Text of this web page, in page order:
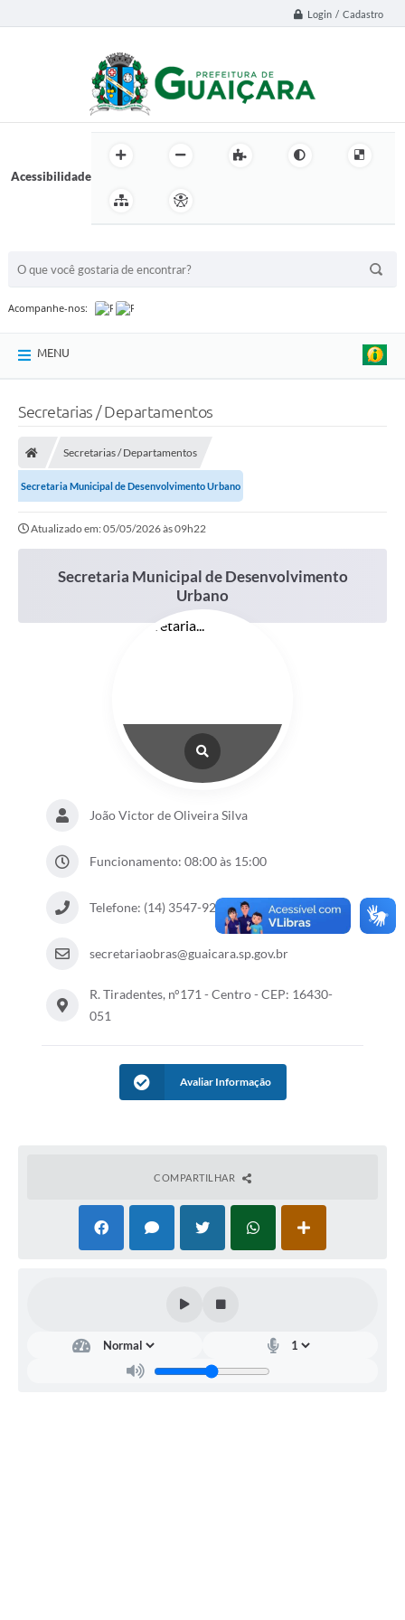
Login / Cadastro
Acessibilidade
Acompanhe-nos:
MENU
Secretarias / Departamentos
Secretarias / Departamentos
Secretaria Municipal de Desenvolvimento Urbano
Atualizado em: 05/05/2026 às 09h22
Secretaria Municipal de Desenvolvimento
Urbano
João Victor de Oliveira Silva
Funcionamento: 08:00 às 15:00
Telefone: (14) 3547-9217
secretariaobras@guaicara.sp.gov.br
R. Tiradentes, n°171 - Centro - CEP: 16430-
051
Avaliar Informação
COMPARTILHAR